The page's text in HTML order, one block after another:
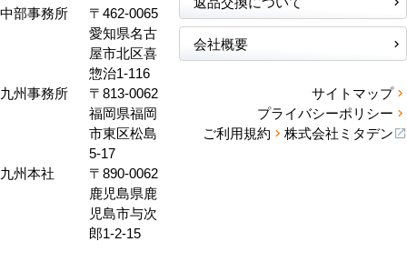
中部事務所
〒462-0065
愛知県名古
屋市北区喜
惣治1-116
九州事務所
〒813-0062
福岡県福岡
市東区松島
5-17
九州本社
〒890-0062
鹿児島県鹿
児島市与次
郎1-2-15
会社概要
サイトマップ
プライバシーポリシー
ご利用規約
株式会社ミタデン